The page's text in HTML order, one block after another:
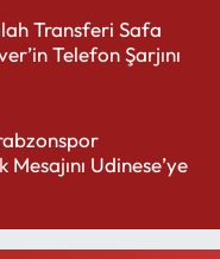
Transferi Safa
Telefon Şarjını
Mesajını Udinese’ye